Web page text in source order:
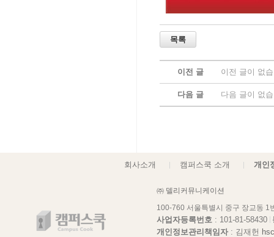
이전 글 이전 글이 없
다음 글 다음 글이 없
회사소개 캠퍼스쿡 소개 개인
㈜ 델리커뮤니케이션
100-760 서울특별시 중구 장교동 1
사업자등록번호 : 101-81-58430
개인정보관리책임자: 김재헌